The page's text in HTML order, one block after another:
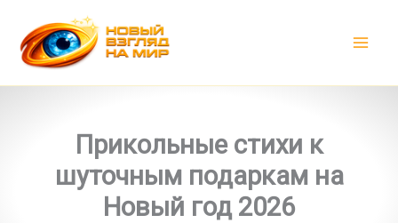
содержимому
Прикольные стихи к
шуточным подаркам на
Новый год 2026